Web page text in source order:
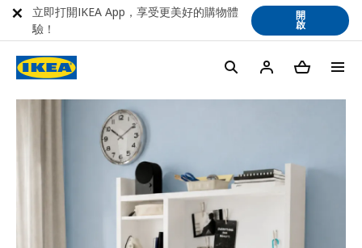
立即打開IKEA App，享受更美好的購物體
驗！
開
啟